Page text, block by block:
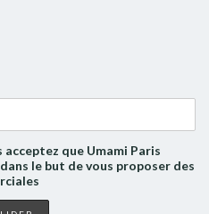
que Umami Paris
le but de vous proposer des